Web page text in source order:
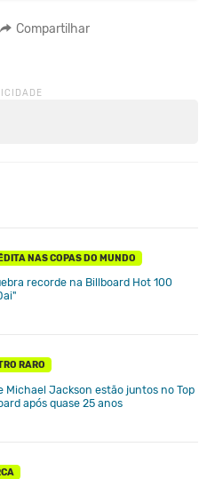
Compartilhar
NAS COPAS DO MUNDO
recorde na Billboard Hot 100
RARO
Michael Jackson estão juntos no Top
após quase 25 anos